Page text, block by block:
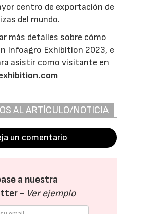
centro de exportación de
del mundo.
más detalles sobre cómo
Infoagro Exhibition 2023, e
asistir como visitante en
AL ARTÍCULO/NOTICIA
un comentario
a nuestra
- Ver ejemplo